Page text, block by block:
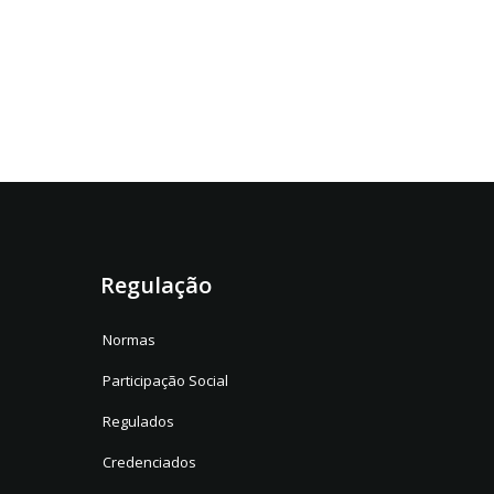
Regulação
Normas
Participação Social
Regulados
Credenciados